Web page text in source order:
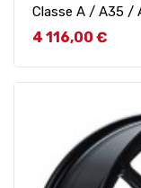
Classe A / A35 /
Prix
4 116,00 €